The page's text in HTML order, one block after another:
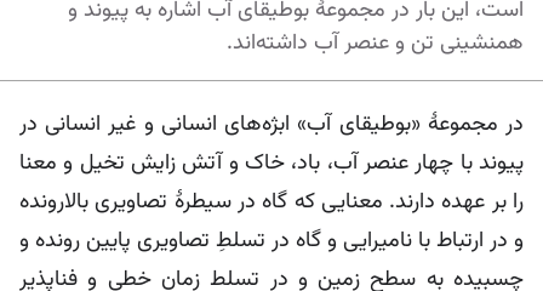
است، این بار در مجموعۀ بوطیقای آب اشاره به پیوند و
همنشینی تن و عنصر آب داشته‌اند.
در مجموعۀ «بوطیقای آب» ابژه‌های انسانی و غیر انسانی در
پیوند با چهار عنصر آب، باد، خاک و آتش زایش تخیل و معنا
را بر عهده دارند. معنایی که گاه در سیطرۀ تصاویری بالارونده
و در ارتباط با نامیرایی و گاه در تسلطِ تصاویری پایین رونده و
چسبیده به سطح زمین و در تسلط زمان خطی و فناپذیر